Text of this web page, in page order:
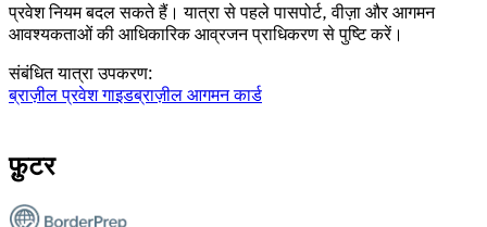
प्रवेश नियम बदल सकते हैं। यात्रा से पहले पासपोर्ट, वीज़ा और आगमन
आवश्यकताओं की आधिकारिक आव्रजन प्राधिकरण से पुष्टि करें।
संबंधित यात्रा उपकरण:
ब्राज़ील प्रवेश गाइडब्राज़ील आगमन कार्ड
फ़ुटर